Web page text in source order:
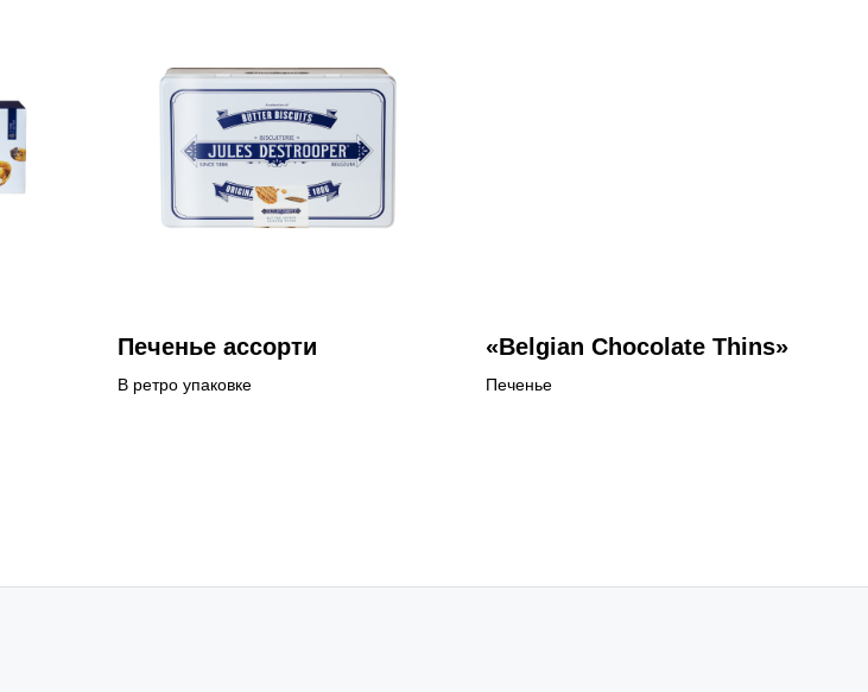
Печенье ассорти
В ретро упаковке
«Belgian Chocolate Thins»
Печенье